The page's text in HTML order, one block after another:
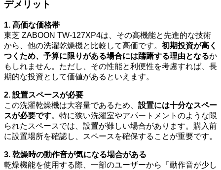
デメリット
1. 高価な価格帯
東芝 ZABOON TW-127XP4は、その高機能と先進的な技術
から、他の洗濯乾燥機と比較して高価です。 初期投資が高く
つくため、予算に限りがある場合には躊躇する理由となるか
もしれません。ただし、その性能と利便性を考慮すれば、長
期的な投資として価値があるといえます。
2. 設置スペースが必要
この洗濯乾燥機は大容量であるため、 設置には十分なスペー
スが必要です。特に狭い洗濯室やアパートメントのような限
られたスペースでは、設置が難しい場合があります。購入前
に設置場所を確認し、スペースを確保することが重要です。
3. 乾燥時の動作音が気になる場合がある
乾燥機能を使用する際、一部のユーザーから「動作音が少し